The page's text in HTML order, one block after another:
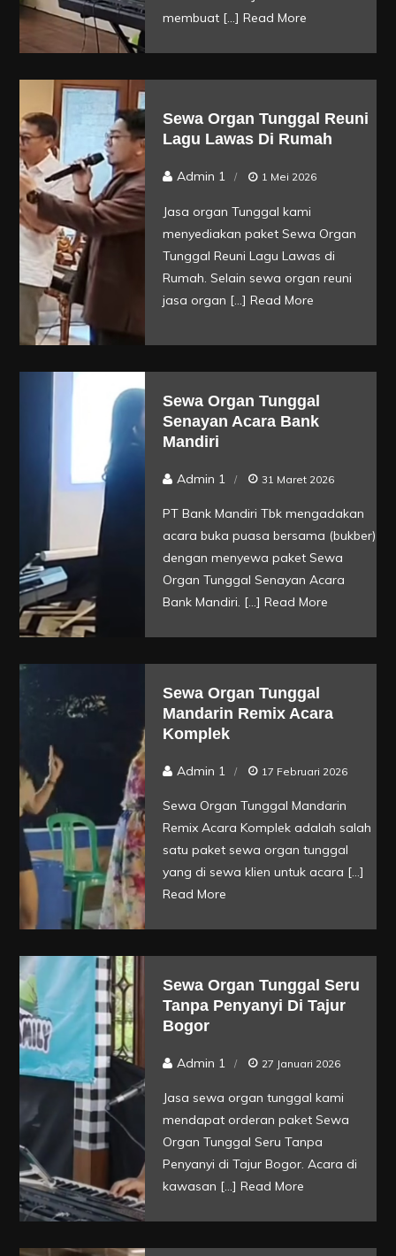
membuat […] Read More
Sewa Organ Tunggal Reuni
Lagu Lawas Di Rumah
Admin 1 1 Mei 2026
Jasa organ Tunggal kami
menyediakan paket Sewa Organ
Tunggal Reuni Lagu Lawas di
Rumah. Selain sewa organ reuni
jasa organ […] Read More
Sewa Organ Tunggal
Senayan Acara Bank
Mandiri
Admin 1 31 Maret 2026
PT Bank Mandiri Tbk mengadakan
acara buka puasa bersama (bukber)
dengan menyewa paket Sewa
Organ Tunggal Senayan Acara
Bank Mandiri. […] Read More
Sewa Organ Tunggal
Mandarin Remix Acara
Komplek
Admin 1 17 Februari 2026
Sewa Organ Tunggal Mandarin
Remix Acara Komplek adalah salah
satu paket sewa organ tunggal
yang di sewa klien untuk acara […]
Read More
Sewa Organ Tunggal Seru
Tanpa Penyanyi Di Tajur
Bogor
Admin 1 27 Januari 2026
Jasa sewa organ tunggal kami
mendapat orderan paket Sewa
Organ Tunggal Seru Tanpa
Penyanyi di Tajur Bogor. Acara di
kawasan […] Read More